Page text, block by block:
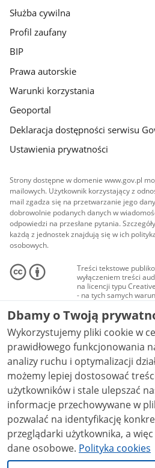
Służba cywilna
Profil zaufany
BIP
Prawa autorskie
Warunki korzystania
Geoportal
Deklaracja dostępności serwisu
Ustawienia prywatności
Strony dostępne w domenie www.gov.pl
mailowych. Użytkownik korzystający z
mail zgadza się na przetwarzanie jego
dobrowolnie podanych danych w
odpowiedzi na przesłane pytania.
każdą z jednostek znajdują się w ich
osobowych.
Treści tekstowe
wyłączeniem treści
na licencji typu
- na tych samych
Materiały
audio i wideo, są
Creative Commons:
niekomercyjne - bez
NC-ND 4.0), o ile nie
Dbamy o Twoją
Wykorzystujemy pliki cookie w
prawidłowego funkcjonowania
analizy ruchu i optymalizacji działania
możemy lepiej dostosować
użytkowników i stale ulepszać nasze
informacje przechowywane w
pozwalać na identyfikację
przeglądarki użytkownika, a
dane osobowe. Polityka cookies